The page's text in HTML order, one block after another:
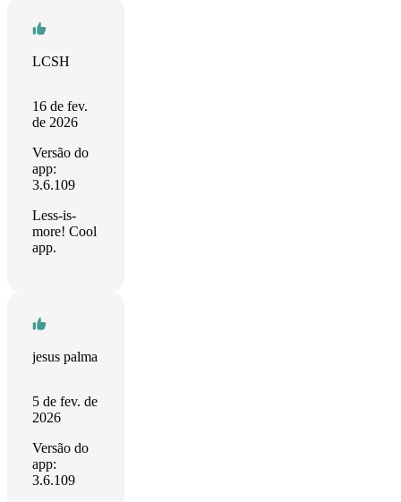
LCSH
16 de fev.
de 2026
Versão do
app:
3.6.109
Less-is-
more! Cool
app.
jesus palma
5 de fev. de
2026
Versão do
app:
3.6.109